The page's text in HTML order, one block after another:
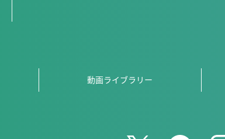
動画ライブラリー